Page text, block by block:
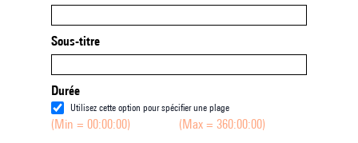
Sous-titre
Durée
Utilisez cette option pour spécifier une plage
(Min = 00:00:00) (Max = 360:00:00)